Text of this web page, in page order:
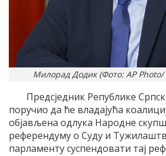
Милорад Додик (Фото: AP Photo/
Предсједник Републике
поручио да ће владајућа
објављена одлука Народне
референдуму о Суду и
парламенту суспендовати тај